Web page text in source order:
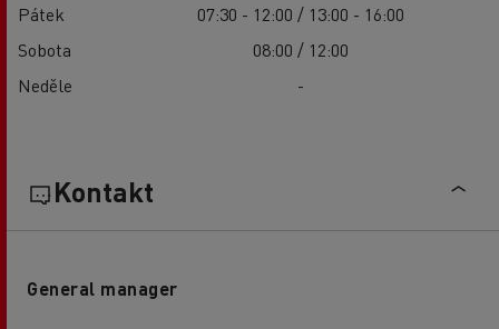
Pátek
07:30 - 12:00 / 13:00 - 16:00
Sobota
08:00 / 12:00
Neděle
-
Kontakt
General manager